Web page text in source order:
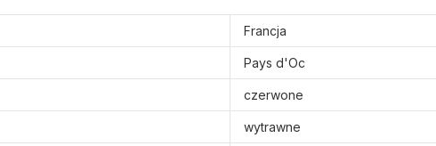
Francja
Pays d'Oc
czerwone
wytrawne